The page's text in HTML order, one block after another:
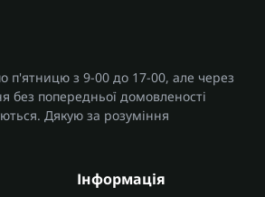
п'ятницю з 9-00 до 17-00, але через
без попередньої домовленості
Дякую за розуміння
Інформація